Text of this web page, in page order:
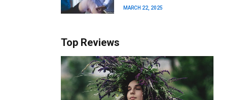
MARCH 22, 2025
Top Reviews